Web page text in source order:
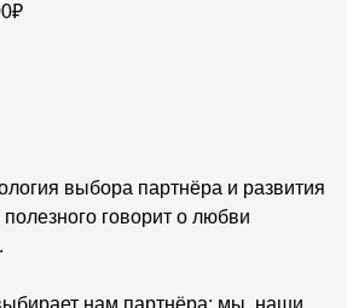
выбора партнёра и развития
говорит о любви